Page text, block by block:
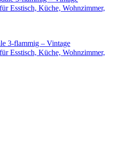
3-flammig – Vintage
Esstisch, Küche, Wohnzimmer,